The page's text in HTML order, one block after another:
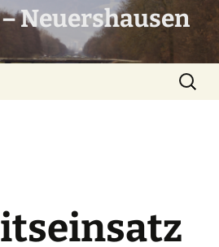
Neuershausen
Suchen
nach: